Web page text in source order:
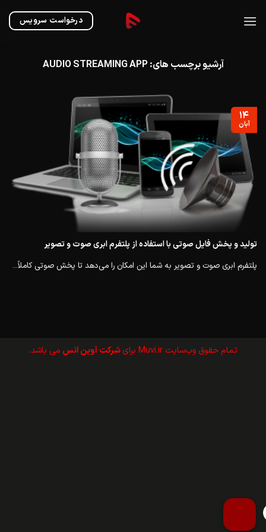
درخواست سرویس
آرشیو برچسب های:AUDIO STREAMING APP
تولید و پخش فایل صوتی با استفاده از پلتفرم ابری صوت و تصویر
پلتفرم ابری صوت و تصویر به شما این امکان را می‌دهد تا پخش صوتی کاملاً...
۱۴
آبان
تمام حقوق وب‌سايت Muvi.ir برای شرکت آوین انس می باشد.